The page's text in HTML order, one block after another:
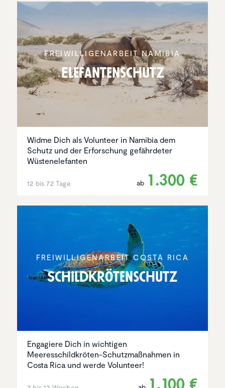
FREIWIL­LI­GEN­AR­BEIT NAMIBIA
Elefan­ten­schutz
Widme Dich als Volunteer in Namibia dem
Schutz und der Erforschung gefährdeter
Wüstenelefanten
12 bis 72 Tage ab 1.300 €
FREIWIL­LI­GEN­AR­BEIT COSTA RICA
Schild­krö­ten­schutz
Engagiere Dich in wichtigen
Meeresschildkröten-Schutzmaßnahmen in
Costa Rica und werde Volunteer!